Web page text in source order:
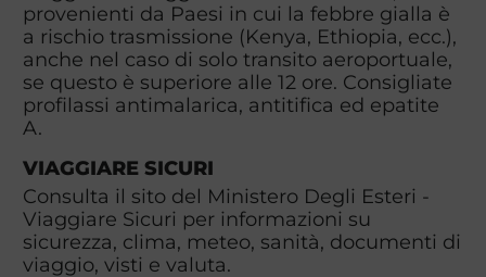
provenienti da Paesi in cui la febbre gialla è
a rischio trasmissione (Kenya, Ethiopia, ecc.),
anche nel caso di solo transito aeroportuale,
se questo è superiore alle 12 ore. Consigliate
profilassi antimalarica, antitifica ed epatite
A.
VIAGGIARE SICURI
Consulta il sito del Ministero Degli Esteri -
Viaggiare Sicuri per informazioni su
sicurezza, clima, meteo, sanità, documenti di
viaggio, visti e valuta.